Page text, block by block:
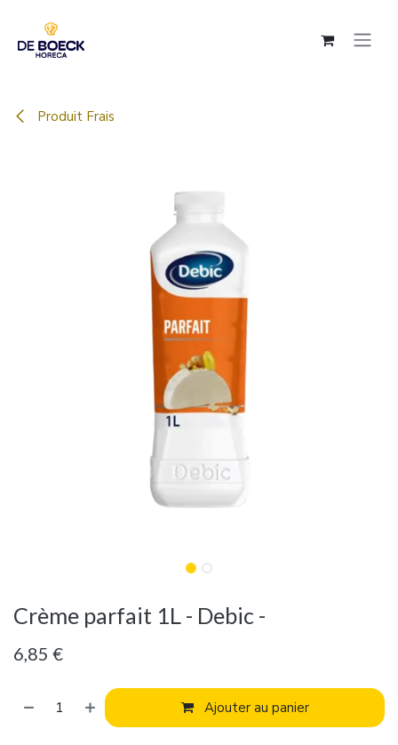
Produit Frais
Crème parfait 1L - Debic -
6,85 €
Ajouter au panier